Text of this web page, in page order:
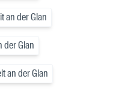
an der Glan
der Glan
an der Glan